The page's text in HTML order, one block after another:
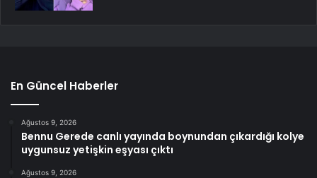
En Güncel Haberler
Ağustos 9, 2026
Bennu Gerede canlı yayında boynundan çıkardığı kolye
uygunsuz yetişkin eşyası çıktı
Ağustos 9, 2026